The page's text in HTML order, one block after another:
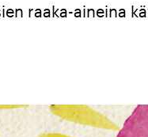
raaka-aineina